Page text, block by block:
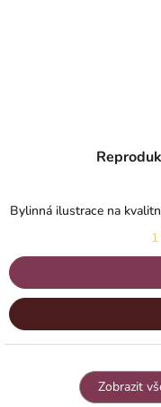
Bylinná ilustrace na
Zobrazit